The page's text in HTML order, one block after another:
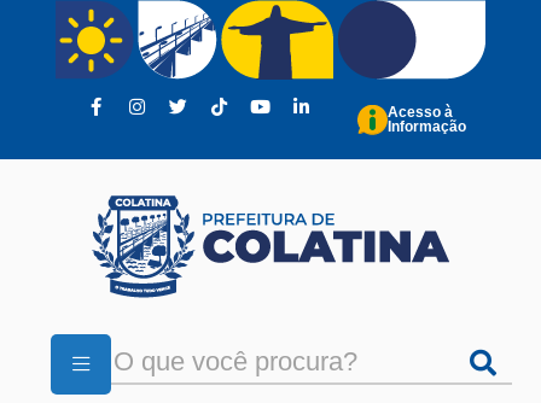
Pular para o conteúdo principal
Acesso à
Informação